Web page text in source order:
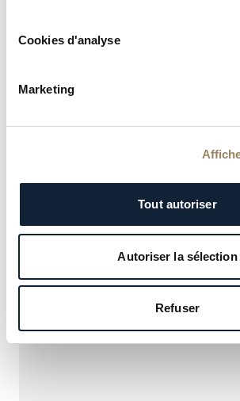
Cookies d'analyse
Marketing
Tout autoriser
Autoriser la sélection
Refuser
REINE DE NAPLES
9935BH/4Y/964 D0